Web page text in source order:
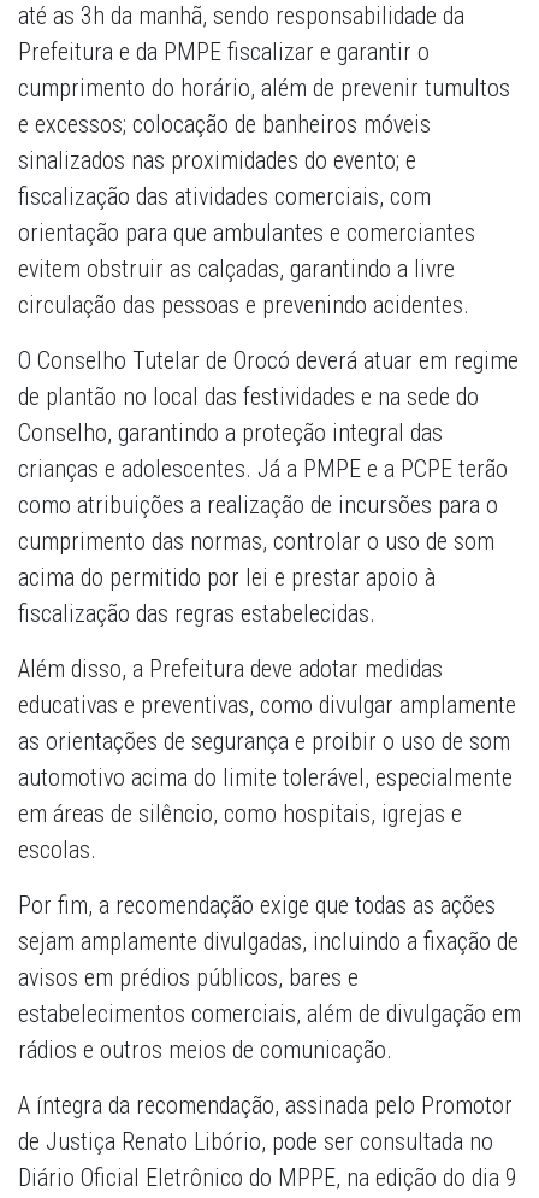
até as 3h da manhã, sendo responsabilidade da
Prefeitura e da PMPE fiscalizar e garantir o
cumprimento do horário, além de prevenir tumultos
e excessos; colocação de banheiros móveis
sinalizados nas proximidades do evento; e
fiscalização das atividades comerciais, com
orientação para que ambulantes e comerciantes
evitem obstruir as calçadas, garantindo a livre
circulação das pessoas e prevenindo acidentes.
O Conselho Tutelar de Orocó deverá atuar em regime
de plantão no local das festividades e na sede do
Conselho, garantindo a proteção integral das
crianças e adolescentes. Já a PMPE e a PCPE terão
como atribuições a realização de incursões para o
cumprimento das normas, controlar o uso de som
acima do permitido por lei e prestar apoio à
fiscalização das regras estabelecidas.
Além disso, a Prefeitura deve adotar medidas
educativas e preventivas, como divulgar amplamente
as orientações de segurança e proibir o uso de som
automotivo acima do limite tolerável, especialmente
em áreas de silêncio, como hospitais, igrejas e
escolas.
Por fim, a recomendação exige que todas as ações
sejam amplamente divulgadas, incluindo a fixação de
avisos em prédios públicos, bares e
estabelecimentos comerciais, além de divulgação em
rádios e outros meios de comunicação.
A íntegra da recomendação, assinada pelo Promotor
de Justiça Renato Libório, pode ser consultada no
Diário Oficial Eletrônico do MPPE, na edição do dia 9